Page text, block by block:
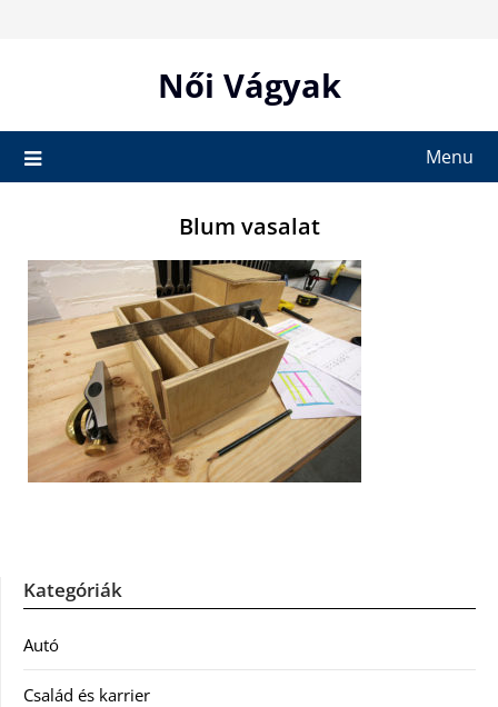
Női Vágyak
Menu
Blum vasalat
Kategóriák
Autó
Család és karrier